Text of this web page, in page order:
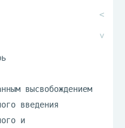
высвобождением
введения
и